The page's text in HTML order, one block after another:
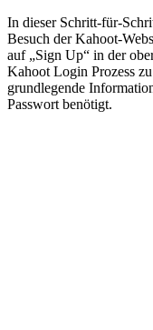
In dieser Schritt-für-
Besuch der Kahoot-
auf „Sign Up“ in der
Kahoot Login Prozess
grundlegende
Passwort benötigt.